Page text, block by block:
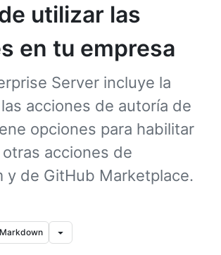
utilizar las
en tu empresa
Server incluye la
acciones de autoría de
opciones para habilitar
acciones de
y de GitHub Marketplace.